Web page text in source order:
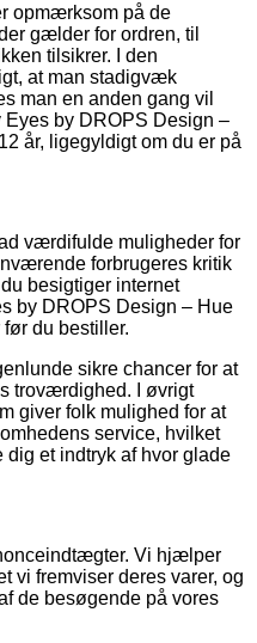
opmærksom på de
gælder for ordren, til
tilsikrer. I den
at man stadigvæk
man en anden gang vil
Eyes by DROPS Design –
år, ligegyldigt om du er på
værdifulde muligheder for
forbrugeres kritik
besigtiger internet
by DROPS Design – Hue
du bestiller.
sikre chancer for at
troværdighed. I øvrigt
giver folk mulighed for at
service, hvilket
et indtryk af hvor glade
Vi hjælper
vi fremviser deres varer, og
de besøgende på vores